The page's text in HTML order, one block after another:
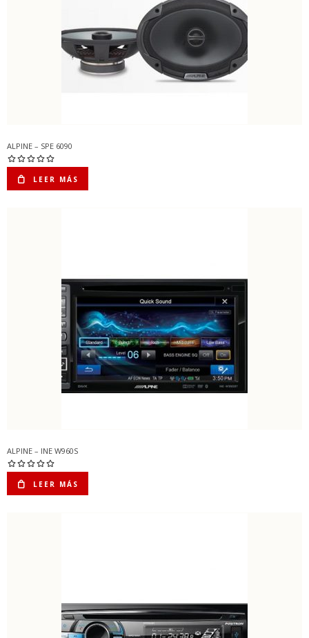
ALPINE – SPE 6090
LEER MÁS
ALPINE – INE W960S
LEER MÁS